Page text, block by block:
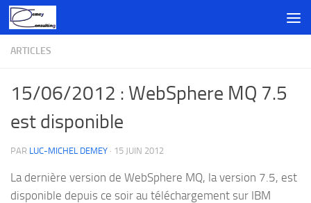
Skip to content
ARTICLES
15/06/2012 : WebSphere MQ 7.5
est disponible
PAR LUC-MICHEL DEMEY · 15 JUIN 2012
La dernière version de WebSphere MQ, la version 7.5, est
disponible depuis ce soir au téléchargement sur IBM